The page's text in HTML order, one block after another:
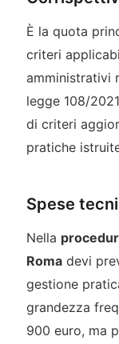
È la quota
criteri
amministrativi
legge 108/
di criteri
pratiche
Spese
Nella
Romadevi
gestione
grandezza
900 euro, ma